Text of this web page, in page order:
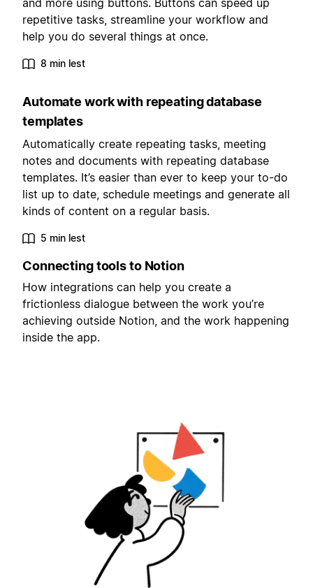
and more using buttons. Buttons can speed up
repetitive tasks, streamline your workflow and
help you do several things at once.
8 min lest
Automate work with repeating database
templates
Automatically create repeating tasks, meeting
notes and documents with repeating database
templates. It’s easier than ever to keep your to-do
list up to date, schedule meetings and generate all
kinds of content on a regular basis.
5 min lest
Connecting tools to Notion
How integrations can help you create a
frictionless dialogue between the work you’re
achieving outside Notion, and the work happening
inside the app.